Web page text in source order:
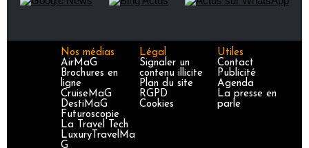
Nos médias
AirMaG
Brochures en
ligne
CruiseMaG
DestiMaG
Futuroscopie
La Travel Tech
LuxuryTravelMa
G
Légal
Signaler un
contenu illicite
Plan du site
RGPD
Cookies
Utiles
Contact
Publicité
Agenda
La presse en
parle